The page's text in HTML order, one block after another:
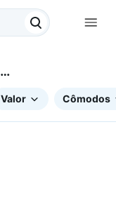
Valor Cômodos